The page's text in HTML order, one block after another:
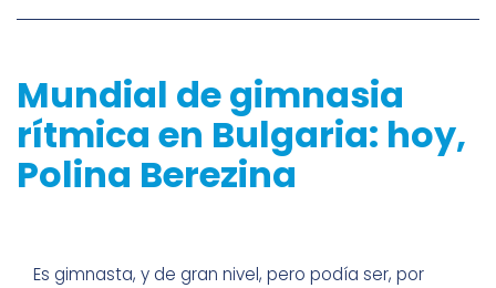
Mundial de gimnasia
rítmica en Bulgaria: hoy,
Polina Berezina
Es gimnasta, y de gran nivel, pero podía ser, por